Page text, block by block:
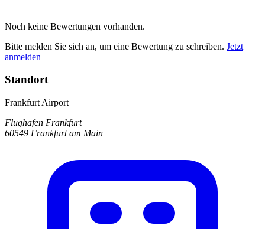
Noch keine Bewertungen vorhanden.
Bitte melden Sie sich an, um eine Bewertung zu schreiben. Jetzt
anmelden
Standort
Frankfurt Airport
Flughafen Frankfurt
60549 Frankfurt am Main